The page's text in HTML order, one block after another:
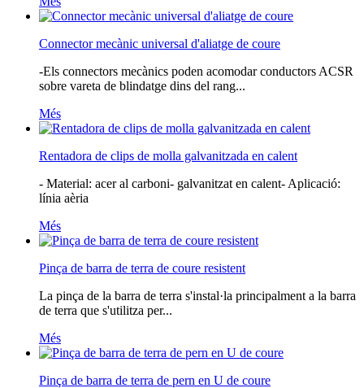
Connector mecànic universal d'aliatge de coure
-Els connectors mecànics poden acomodar conductors ACSR
sobre vareta de blindatge dins del rang...
Més
Rentadora de clips de molla galvanitzada en calent
- Material: acer al carboni- galvanitzat en calent- Aplicació:
línia aèria
Més
Pinça de barra de terra de coure resistent
La pinça de la barra de terra s'instal·la principalment a la barra
de terra que s'utilitza per...
Més
Pinça de barra de terra de pern en U de coure